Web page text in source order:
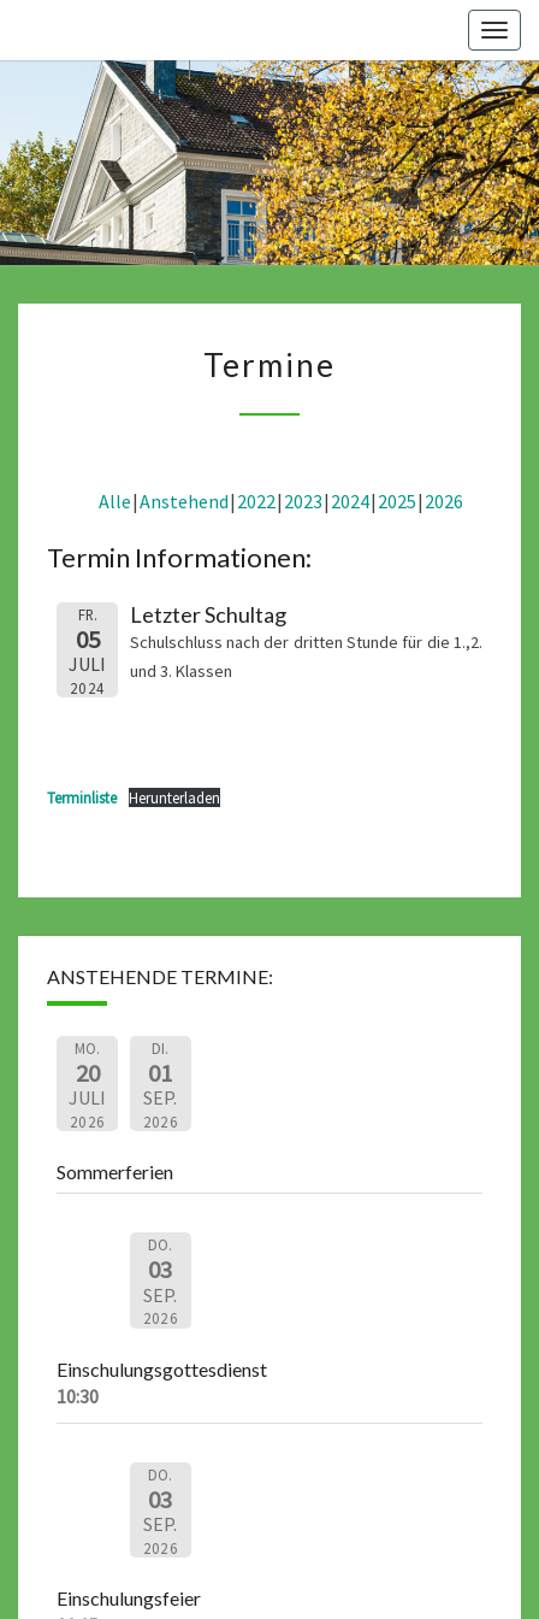
Termine
Alle Anstehend 2022 2023 2024 2025 2026
Termin Informationen:
FR.
05
JULI
2024
Letzter Schultag
Schulschluss nach der dritten Stunde für die 1.,2.
und 3. Klassen
Terminliste Herunterladen
ANSTEHENDE TERMINE:
MO.
20
JULI
2026
DI.
01
SEP.
2026
Sommerferien
DO.
03
SEP.
2026
Einschulungsgottesdienst
10:30
DO.
03
SEP.
2026
Einschulungsfeier